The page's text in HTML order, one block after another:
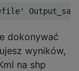
dokonywać
wyników,
na shp